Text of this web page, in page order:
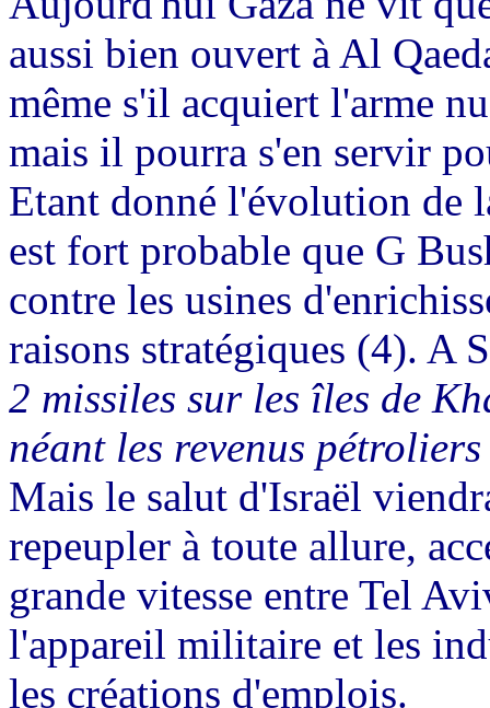
aussi bien ouvert à Al
même s'il acquiert l'arme
mais il pourra s'en servir
Etant donné l'évolution de
est fort probable que G
contre les usines
raisons stratégiques (4). A
2 missiles sur les îles de
néant les revenus
Mais le salut d'Israël
repeupler à toute allure,
grande vitesse entre Tel
l'appareil militaire et les
les créations d'emplois.